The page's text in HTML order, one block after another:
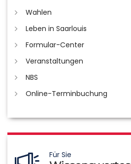
Wahlen
Leben in Saarlouis
Formular-Center
Veranstaltungen
NBS
Online-Terminbuchung
Für Sie